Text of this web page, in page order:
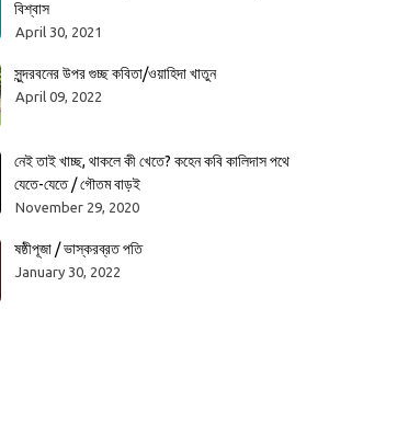
বিশ্বাস
April 30, 2021
সুন্দরবনের উপর গুচ্ছ কবিতা/ওয়াহিদা খাতুন
April 09, 2022
নেই তাই খাচ্ছ, থাকলে কী খেতে? কহেন কবি কালিদাস পথে
যেতে-যেতে / গৌতম বাড়ই
November 29, 2020
ষষ্ঠীপূজা / ভাস্করব্রত পতি
January 30, 2022